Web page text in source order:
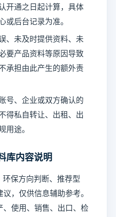
开通之日起计算，具体
或后台记录为准。
、未及时提供资料、未
要产品资料等原因导致
承担由此产生的额外责
号、企业或双方确认的
得私自转让、出租、出
用途。
库内容说明
保方向判断、推荐型
，仅供信息辅助参考。
、使用、销售、出口、检